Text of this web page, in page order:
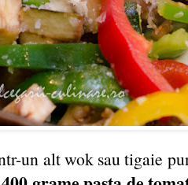
un alt wok sau tigaie